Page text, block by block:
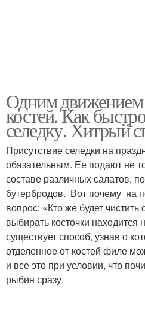
Одним движением
костей. Как
селедку. Хитрый
Присутствие селедки на
обязательным. Ее подают не
составе различных салатов,
бутербродов. Вот почему на
вопрос: «Кто же будет
выбирать косточки
существует способ, узнав о
отделенное от костей филе
и все это при условии, что
рыбин сразу.